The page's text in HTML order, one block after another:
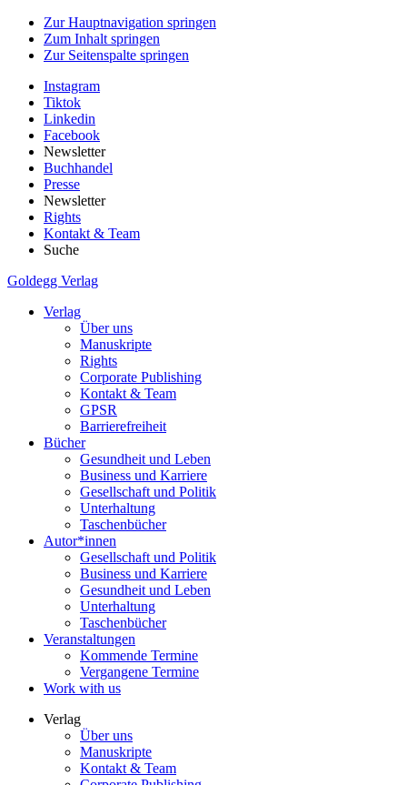
Zur Hauptnavigation springen
Zum Inhalt springen
Zur Seitenspalte springen
Instagram
Tiktok
Linkedin
Facebook
Newsletter
Buchhandel
Presse
Newsletter
Rights
Kontakt & Team
Suche
Goldegg Verlag
Verlag
Über uns
Manuskripte
Rights
Corporate Publishing
Kontakt & Team
GPSR
Barrierefreiheit
Bücher
Gesundheit und Leben
Business und Karriere
Gesellschaft und Politik
Unterhaltung
Taschenbücher
Autor*innen
Gesellschaft und Politik
Business und Karriere
Gesundheit und Leben
Unterhaltung
Taschenbücher
Veranstaltungen
Kommende Termine
Vergangene Termine
Work with us
Verlag
Über uns
Manuskripte
Kontakt & Team